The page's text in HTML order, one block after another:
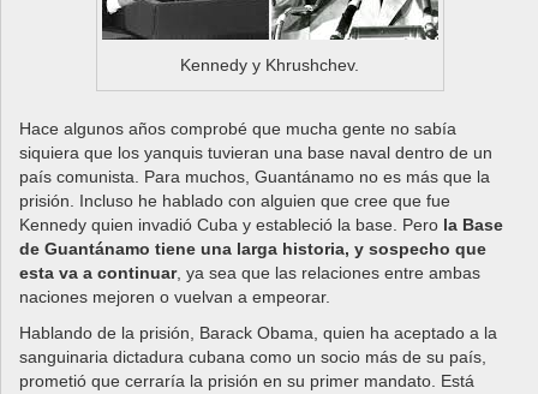
Kennedy y Khrushchev.
Hace algunos años comprobé que mucha gente no sabía
siquiera que los yanquis tuvieran una base naval dentro de un
país comunista. Para muchos, Guantánamo no es más que la
prisión. Incluso he hablado con alguien que cree que fue
Kennedy quien invadió Cuba y estableció la base. Pero la Base
de Guantánamo tiene una larga historia, y sospecho que
esta va a continuar, ya sea que las relaciones entre ambas
naciones mejoren o vuelvan a empeorar.
Hablando de la prisión, Barack Obama, quien ha aceptado a la
sanguinaria dictadura cubana como un socio más de su país,
prometió que cerraría la prisión en su primer mandato. Está